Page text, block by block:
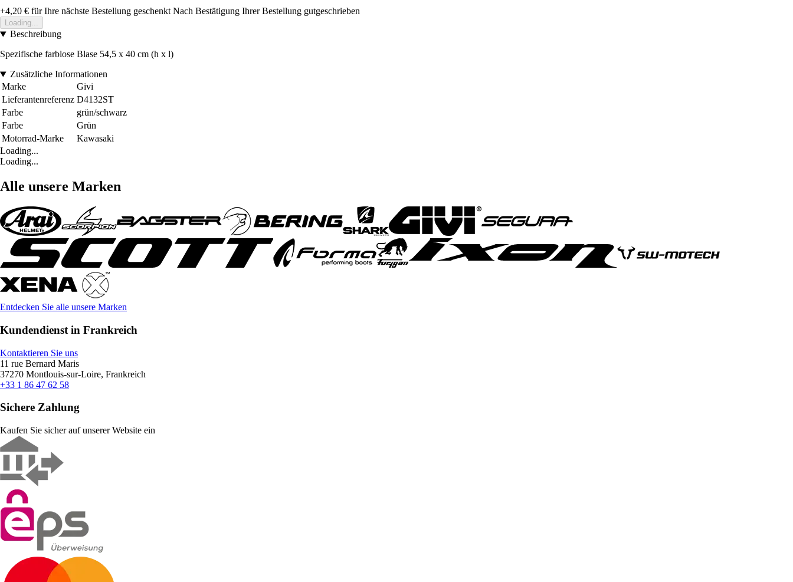
+4,20 € für Ihre nächste Bestellung geschenkt Nach Bestätigung Ihrer Bestellung gutgeschrieben
Loading...
Beschreibung
Spezifische farblose Blase 54,5 x 40 cm (h x l)
Zusätzliche Informationen
Marke
Givi
Lieferantenreferenz D4132ST
Farbe
grün/schwarz
Farbe
Grün
Motorrad-Marke
Kawasaki
Loading...
Loading...
Alle unsere Marken
Entdecken Sie alle unsere Marken
Kundendienst in Frankreich
Kontaktieren Sie uns
11 rue Bernard Maris
37270 Montlouis-sur-Loire, Frankreich
+33 1 86 47 62 58
Sichere Zahlung
Kaufen Sie sicher auf unserer Website ein